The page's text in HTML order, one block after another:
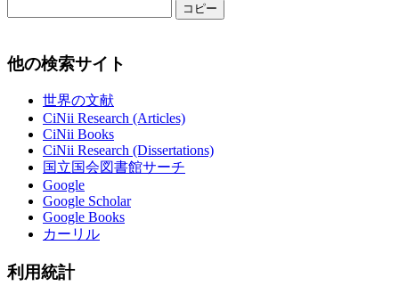
コピー
他の検索サイト
世界の文献
CiNii Research (Articles)
CiNii Books
CiNii Research (Dissertations)
国立国会図書館サーチ
Google
Google Scholar
Google Books
カーリル
利用統計